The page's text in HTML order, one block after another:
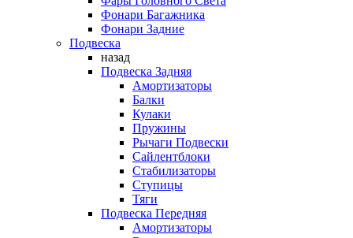
Фонари Багажника
Фонари Задние
Подвеска
назад
Подвеска Задняя
Амортизаторы
Балки
Кулаки
Пружины
Рычаги Подвески
Сайлентблоки
Стабилизаторы
Ступицы
Тяги
Подвеска Передняя
Амортизаторы